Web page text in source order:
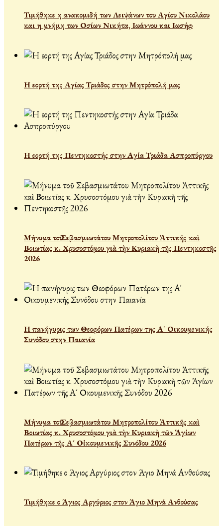
Τιμήθηκε η ανακομιδή των Λειψάνων του Αγίου Νικολάου
και η μνήμη των Οσίων Νικήτα, Ιωάννου και Ιωσήφ
Η εορτή της Αγίας Τριάδος στην Μητρόπολή μας
Η εορτή της Πεντηκοστής στην Αγία Τριάδα Ασπροπύργου
Μήνυμα τοῦ Σεβασμιωτάτου Μητροπολίτου Ἀττικῆς καὶ
Βοιωτίας κ. Χρυσοστόμου γιὰ τὴν Κυριακὴ τῆς Πεντηκοστῆς
2026
Η πανήγυρις των Θεοφόρων Πατέρων της Α' Οικουμενικής
Συνόδου στην Παιανία
Μήνυμα τοῦ Σεβασμιωτάτου Μητροπολίτου Ἀττικῆς καὶ
Βοιωτίας κ. Χρυσοστόμου γιὰ τὴν Κυριακὴ τῶν Ἁγίων
Πατέρων τῆς Α´ Οἰκουμενικῆς Συνόδου 2026
Τιμήθηκε ο Άγιος Αργύριος στον Άγιο Μηνά Ανθούσας